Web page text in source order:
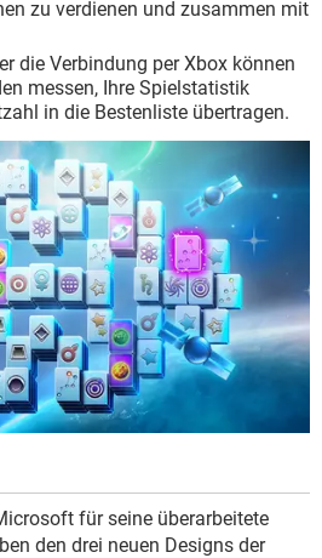
zu verdienen und zusammen mit
die Verbindung per Xbox können
messen, Ihre Spielstatistik
in die Bestenliste übertragen.
für seine überarbeitete
den drei neuen Designs der